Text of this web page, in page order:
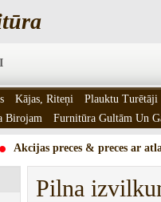
Akcijas preces & preces ar
Pilna
Kājas, Riteņi Plauktu Turētāji
Birojam Furnitūra Gultām Un